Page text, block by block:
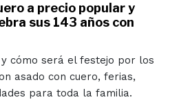
a precio popular y
sus 143 años con
y cómo será el festejo por los
asado con cuero, ferias,
para toda la familia.